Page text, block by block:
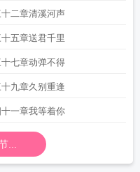
二章清溪河声
五章送君千里
七章动弹不得
九章久别重逢
一章我等着你
...